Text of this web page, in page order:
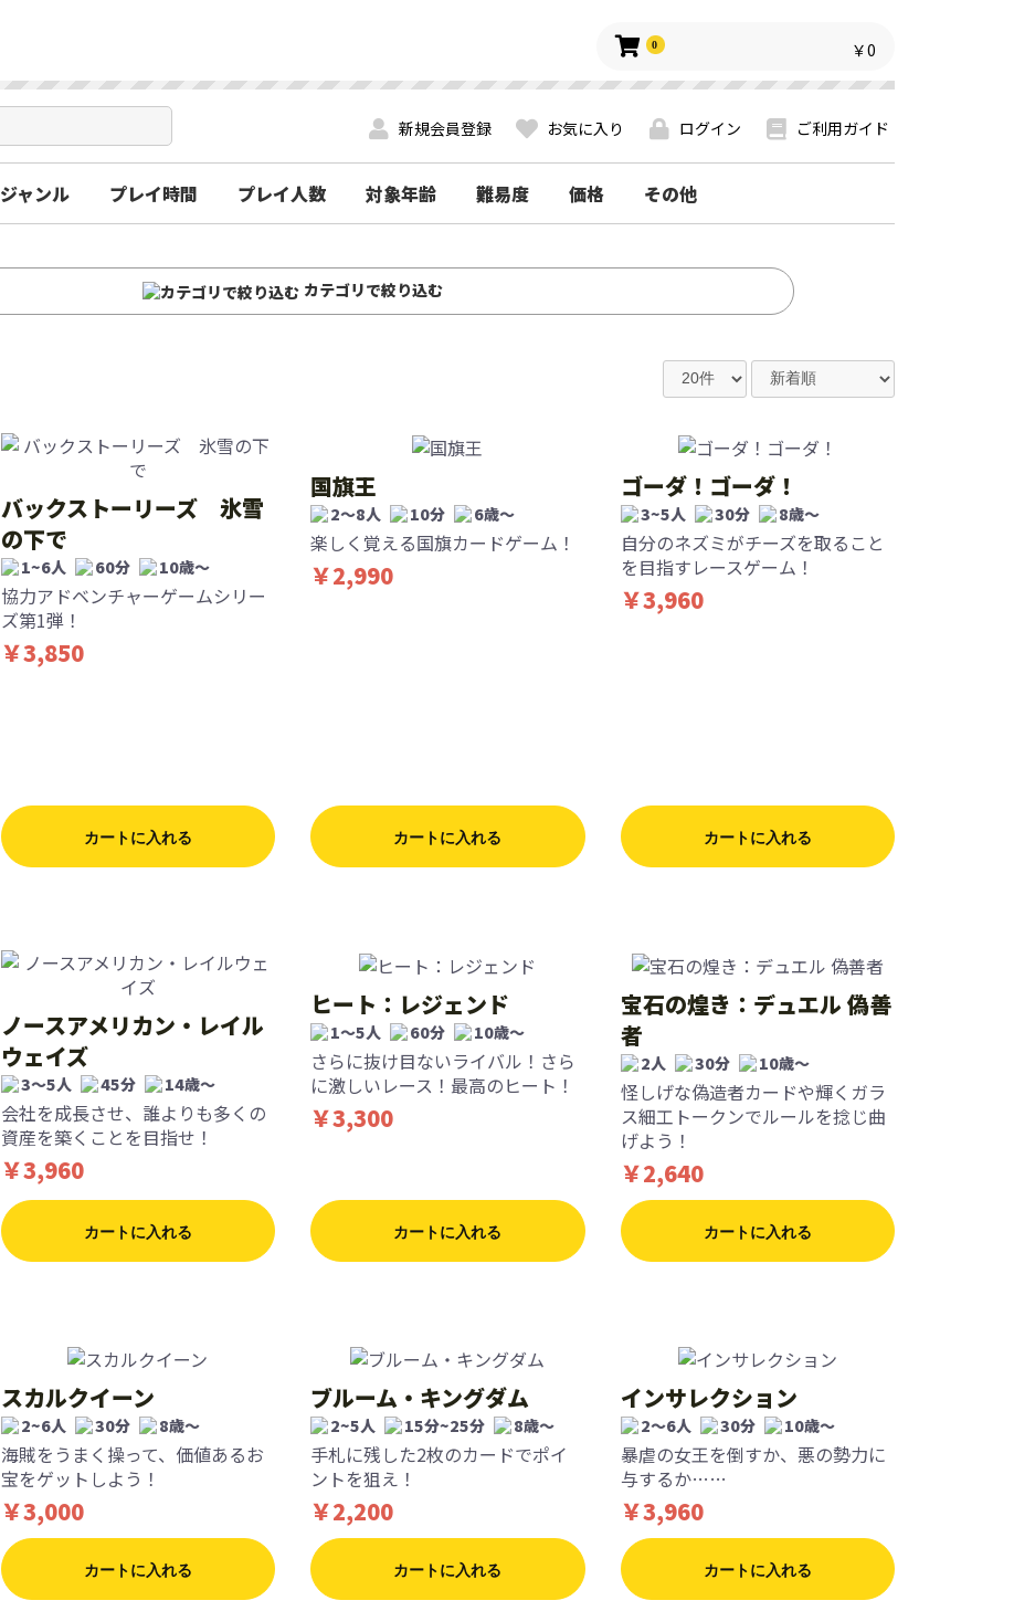
0 ￥0
新規会員登録 お気に入り ログイン ご利用ガイド
ジャンル プレイ時間 プレイ人数 対象年齢 難易度 価格 その他
カテゴリで絞り込む
バックストーリーズ 氷雪
の下で
1~6人 60分 10歳〜
協力アドベンチャーゲームシリー
ズ第1弾！
￥3,850
カートに入れる
国旗王
2〜8人 10分 6歳〜
楽しく覚える国旗カードゲーム！
￥2,990
カートに入れる
ゴーダ！ゴーダ！
3~5人 30分 8歳〜
自分のネズミがチーズを取ること
を目指すレースゲーム！
￥3,960
カートに入れる
ノースアメリカン・レイル
ウェイズ
3〜5人 45分 14歳〜
会社を成長させ、誰よりも多くの
資産を築くことを目指せ！
￥3,960
カートに入れる
ヒート：レジェンド
1〜5人 60分 10歳〜
さらに抜け目ないライバル！さら
に激しいレース！最高のヒート！
￥3,300
カートに入れる
宝石の煌き：デュエル 偽善
者
2人 30分 10歳〜
怪しげな偽造者カードや輝くガラ
ス細工トークンでルールを捻じ曲
げよう！
￥2,640
カートに入れる
スカルクイーン
2~6人 30分 8歳〜
海賊をうまく操って、価値あるお
宝をゲットしよう！
￥3,000
カートに入れる
ブルーム・キングダム
2~5人 15分~25分 8歳〜
手札に残した2枚のカードでポイ
ントを狙え！
￥2,200
カートに入れる
インサレクション
2〜6人 30分 10歳〜
暴虐の女王を倒すか、悪の勢力に
与するか……
￥3,960
カートに入れる